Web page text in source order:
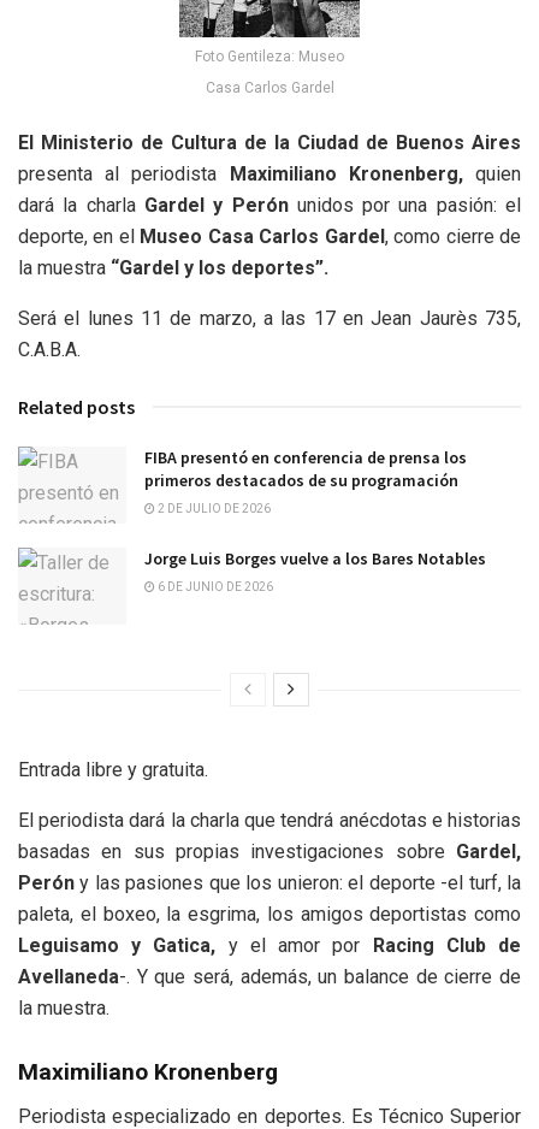
Foto Gentileza: Museo
Casa Carlos Gardel
El Ministerio de Cultura de la Ciudad de Buenos Aires
presenta al periodista Maximiliano Kronenberg,quien
dará la charla Gardel y Perónunidos por una pasión: el
deporte, en el Museo Casa Carlos Gardel, como cierre de
la muestra “Gardel y los deportes”.
Será el lunes 11 de marzo, a las 17 en Jean Jaurès 735,
C.A.B.A.
Related posts
FIBA presentó en conferencia de prensa los
primeros destacados de su programación
2 DE JULIO DE 2026
Jorge Luis Borges vuelve a los Bares Notables
6 DE JUNIO DE 2026
Entrada libre y gratuita.
El periodista dará la charla que tendrá anécdotas e historias
basadas en sus propias investigaciones sobre Gardel,
Perón y las pasiones que los unieron: el deporte -el turf, la
paleta, el boxeo, la esgrima, los amigos deportistas como
Leguisamo y Gatica, y el amor por Racing Club de
Avellaneda-. Y que será, además, un balance de cierre de
la muestra.
Maximiliano Kronenberg
Periodista especializado en deportes. Es Técnico Superior